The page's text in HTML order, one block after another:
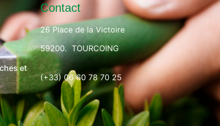
et
Contact
26 Place de la Victoire
59200. TOURCOING
(+33) 06 60 78 70 25